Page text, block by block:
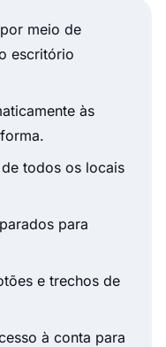
meio de
escritório
às
todos os locais
para
e trechos de
à conta para